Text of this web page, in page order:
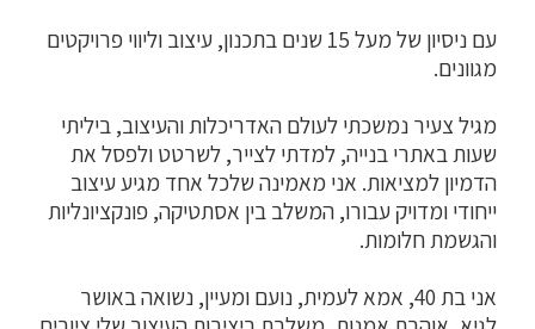
עם ניסיון של מעל 15 שנים בתכנון, עיצוב וליווי פרויקטים
מגוונים.
מגיל צעיר נמשכתי לעולם האדריכלות והעיצוב, ביליתי
שעות באתרי בנייה, למדתי לצייר, לשרטט ולפסל את
הדמיון למציאות. אני מאמינה שלכל אחד מגיע עיצוב
ייחודי ומדויק עבורו, המשלב בין אסתטיקה, פונקציונליות
והגשמת חלומות.
אני בת 40, אמא לעמית, נועם ומעיין, נשואה באושר